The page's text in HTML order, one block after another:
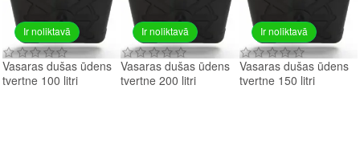
Ir noliktavā
Vasaras dušas ūdens
tvertne 100 litri
Ir noliktavā
Vasaras dušas ūdens
tvertne 200 litri
Ir noliktavā
Vasaras dušas ūdens
tvertne 150 litri